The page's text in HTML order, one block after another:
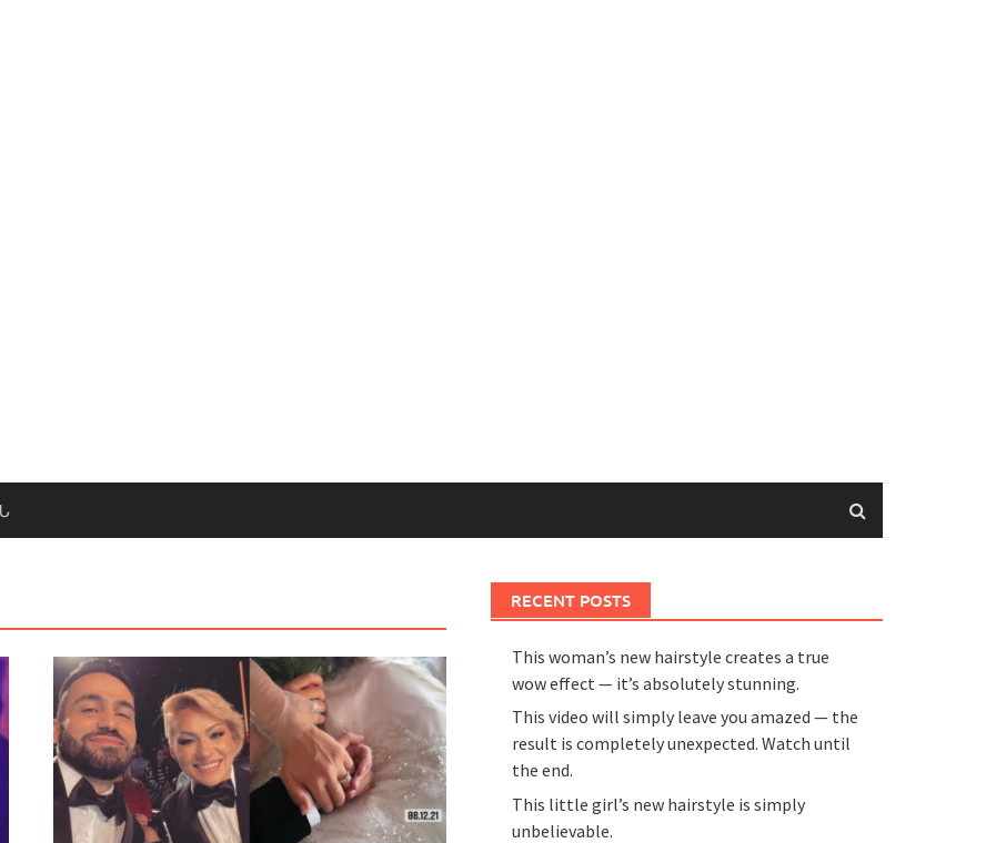
RECENT POSTS
This woman’s new hairstyle creates a true
wow effect — it’s absolutely stunning.
This video will simply leave you amazed — the
result is completely unexpected. Watch until
the end.
This little girl’s new hairstyle is simply
unbelievable.